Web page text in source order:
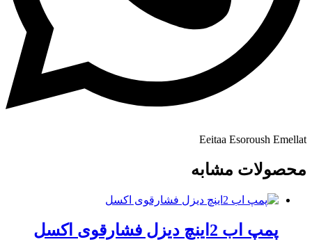
Eeitaa Esoroush Emellat
محصولات مشابه
پمپ اب 2اینچ دیزل فشارقوی اکسل